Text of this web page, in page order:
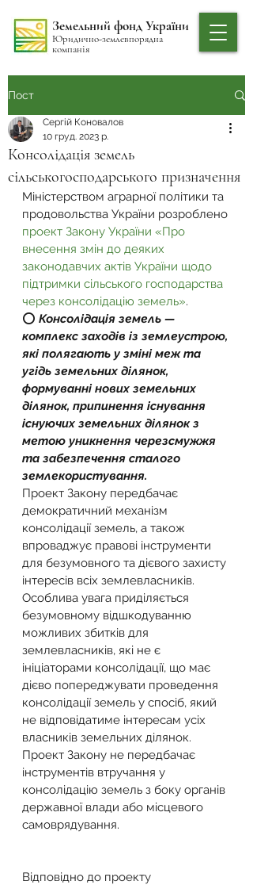
Земельний фонд України
Юридично-землевпорядна
компанія
Пост
Консолідація земель
сільськогосподарського призначення
Сергій Коновалов
10 груд. 2023 р.
Міністерством аграрної політики та
продовольства України розроблено
проект Закону України «Про
внесення змін до деяких
законодавчих актів України щодо
підтримки сільського господарства
через консолідацію земель».
⭕️ Консолідація земель —
комплекс заходів із землеустрою,
які полягають у зміні меж та
угідь земельних ділянок,
формуванні нових земельних
ділянок, припинення існування
існуючих земельних ділянок з
метою уникнення черезсмужжя
та забезпечення сталого
землекористування.
Проект Закону передбачає
демократичний механізм
консолідації земель, а також
впроваджує правові інструменти
для безумовного та дієвого захисту
інтересів всіх землевласників.
Особлива увага приділяється
безумовному відшкодуванню
можливих збитків для
землевласників, які не є
ініціаторами консолідації, що має
дієво попереджувати проведення
консолідації земель у спосіб, який
не відповідатиме інтересам усіх
власників земельних ділянок.
Проект Закону не передбачає
інструментів втручання у
консолідацію земель з боку органів
державної влади або місцевого
самоврядування.
Відповідно до проекту